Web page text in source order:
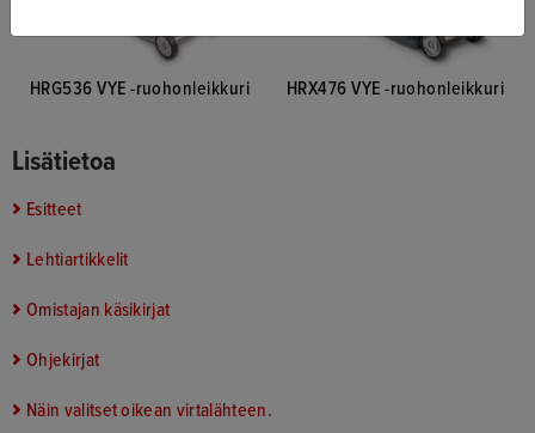
HRG536 VYE -ruohonleikkuri HRX476 VYE -ruohonleikkuri
Lisätietoa
Esitteet
Lehtiartikkelit
Omistajan käsikirjat
Ohjekirjat
Näin valitset oikean virtalähteen.